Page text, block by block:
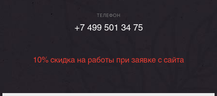
ТЕЛЕФОН
+7 499 501 34 75
10% скидка на работы при заявке с сайта